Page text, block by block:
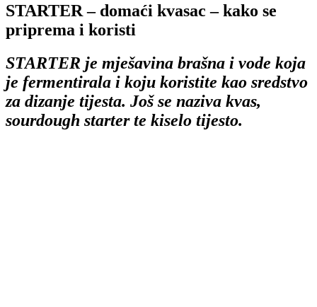
STARTER – domaći kvasac – kako se
priprema i koristi
STARTER je mješavina brašna i vode koja
je fermentirala i koju koristite kao sredstvo
za dizanje tijesta. Još se naziva kvas,
sourdough starter te kiselo tijesto.